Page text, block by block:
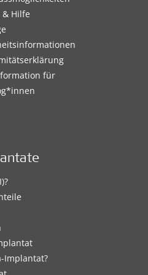
& Hilfe
für
Implantat?